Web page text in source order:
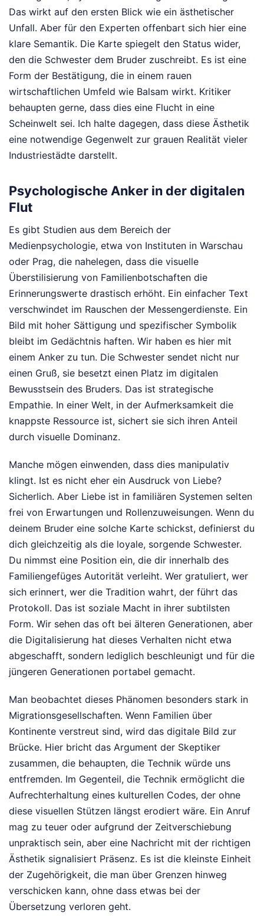
Das wirkt auf den ersten Blick wie ein ästhetischer
Unfall. Aber für den Experten offenbart sich hier eine
klare Semantik. Die Karte spiegelt den Status wider,
den die Schwester dem Bruder zuschreibt. Es ist eine
Form der Bestätigung, die in einem rauen
wirtschaftlichen Umfeld wie Balsam wirkt. Kritiker
behaupten gerne, dass dies eine Flucht in eine
Scheinwelt sei. Ich halte dagegen, dass diese Ästhetik
eine notwendige Gegenwelt zur grauen Realität vieler
Industriestädte darstellt.
Psychologische Anker in der digitalen
Flut
Es gibt Studien aus dem Bereich der
Medienpsychologie, etwa von Instituten in Warschau
oder Prag, die nahelegen, dass die visuelle
Überstilisierung von Familienbotschaften die
Erinnerungswerte drastisch erhöht. Ein einfacher Text
verschwindet im Rauschen der Messengerdienste. Ein
Bild mit hoher Sättigung und spezifischer Symbolik
bleibt im Gedächtnis haften. Wir haben es hier mit
einem Anker zu tun. Die Schwester sendet nicht nur
einen Gruß, sie besetzt einen Platz im digitalen
Bewusstsein des Bruders. Das ist strategische
Empathie. In einer Welt, in der Aufmerksamkeit die
knappste Ressource ist, sichert sie sich ihren Anteil
durch visuelle Dominanz.
Manche mögen einwenden, dass dies manipulativ
klingt. Ist es nicht eher ein Ausdruck von Liebe?
Sicherlich. Aber Liebe ist in familiären Systemen selten
frei von Erwartungen und Rollenzuweisungen. Wenn du
deinem Bruder eine solche Karte schickst, definierst du
dich gleichzeitig als die loyale, sorgende Schwester.
Du nimmst eine Position ein, die dir innerhalb des
Familiengefüges Autorität verleiht. Wer gratuliert, wer
sich erinnert, wer die Tradition wahrt, der führt das
Protokoll. Das ist soziale Macht in ihrer subtilsten
Form. Wir sehen das oft bei älteren Generationen, aber
die Digitalisierung hat dieses Verhalten nicht etwa
abgeschafft, sondern lediglich beschleunigt und für die
jüngeren Generationen portabel gemacht.
Man beobachtet dieses Phänomen besonders stark in
Migrationsgesellschaften. Wenn Familien über
Kontinente verstreut sind, wird das digitale Bild zur
Brücke. Hier bricht das Argument der Skeptiker
zusammen, die behaupten, die Technik würde uns
entfremden. Im Gegenteil, die Technik ermöglicht die
Aufrechterhaltung eines kulturellen Codes, der ohne
diese visuellen Stützen längst erodiert wäre. Ein Anruf
mag zu teuer oder aufgrund der Zeitverschiebung
unpraktisch sein, aber eine Nachricht mit der richtigen
Ästhetik signalisiert Präsenz. Es ist die kleinste Einheit
der Zugehörigkeit, die man über Grenzen hinweg
verschicken kann, ohne dass etwas bei der
Übersetzung verloren geht.